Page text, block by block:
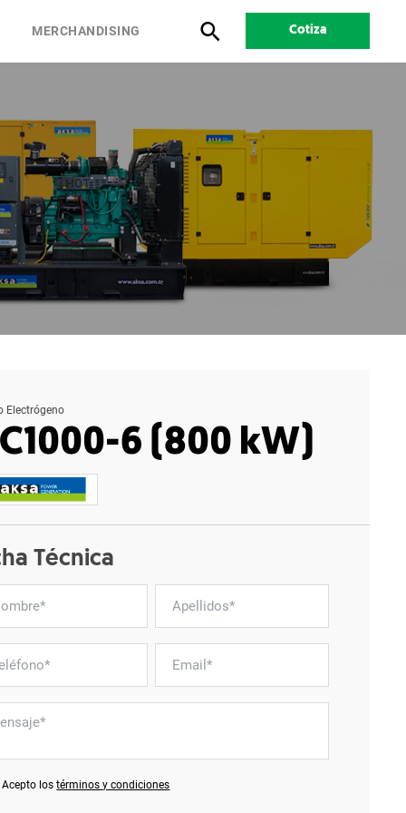
MERCHANDISING Cotiza
Electrógeno
6 (800 kW)
Técnica
Acepto lostérminos y condiciones